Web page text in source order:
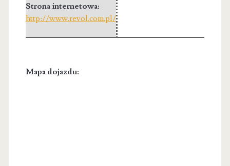
Strona internetowa:
http://www.revol.com.pl/
Mapa dojazdu: